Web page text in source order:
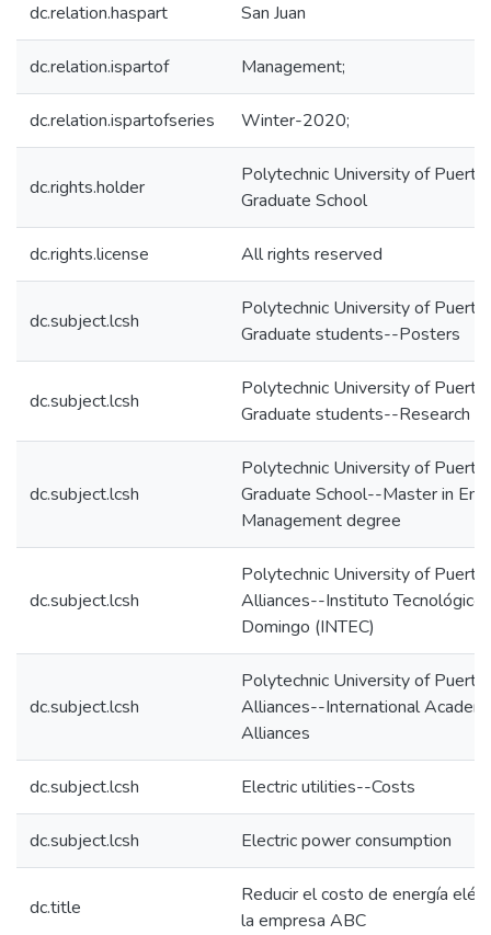
dc.relation.haspart San Juan
dc.relation.ispartof Management;
dc.relation.ispartofseries Winter-2020;
dc.rights.holder
Polytechnic University of Puerto
Graduate School
dc.rights.license All rights reserved
dc.subject.lcsh
Polytechnic University of
Graduate students--Posters
dc.subject.lcsh
Polytechnic University of
Graduate students--Research
dc.subject.lcsh
Polytechnic University of
Graduate School--Master in
Management degree
dc.subject.lcsh
Polytechnic University of
Alliances--Instituto Tecnológico
Domingo (INTEC)
dc.subject.lcsh
Polytechnic University of
Alliances--International
Alliances
dc.subject.lcsh Electric utilities--Costs
dc.subject.lcsh Electric power consumption
dc.title
Reducir el costo de energía
la empresa ABC